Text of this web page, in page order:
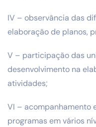
IV – observância das
elaboração de planos,
V – participação das
desenvolvimento na
atividades;
VI – acompanhamento
programas em vários